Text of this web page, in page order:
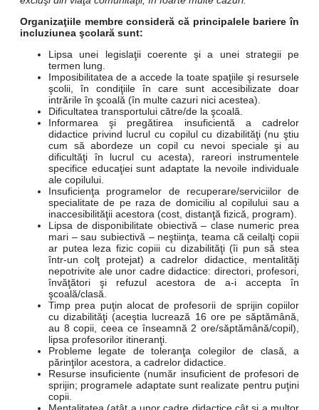
Organizaţiile membre consideră că principalele bariere în
incluziunea şcolară sunt:
Lipsa unei legislaţii coerente şi a unei strategii pe
termen lung.
Imposibilitatea de a accede la toate spaţiile şi resursele
şcolii, în condiţiile în care sunt accesibilizate doar
intrările în şcoală (în multe cazuri nici acestea).
Dificultatea transportului către/de la şcoală.
Informarea şi pregătirea insuficientă a cadrelor
didactice privind lucrul cu copilul cu dizabilităţi (nu ştiu
cum să abordeze un copil cu nevoi speciale şi au
dificultăţi în lucrul cu acesta), rareori instrumentele
specifice educaţiei sunt adaptate la nevoile individuale
ale copilului.
Insuficienţa programelor de recuperare/serviciilor de
specialitate de pe raza de domiciliu al copilului sau a
inaccesibilităţii acestora (cost, distanţă fizică, program).
Lipsa de disponibilitate obiectivă – clase numeric prea
mari – sau subiectivă – neştiinţa, teama că ceilalţi copii
ar putea leza fizic copiii cu dizabilităţi (îi pun să stea
într-un colţ protejat) a cadrelor didactice, mentalităţi
nepotrivite ale unor cadre didactice: directori, profesori,
învăţători şi refuzul acestora de a-i accepta în
şcoală/clasă.
Timp prea puţin alocat de profesorii de sprijin copiilor
cu dizabilităţi (aceştia lucrează 16 ore pe săptămână,
au 8 copii, ceea ce înseamnă 2 ore/săptămână/copil),
lipsa profesorilor itineranţi.
Probleme legate de toleranţa colegilor de clasă, a
părinţilor acestora, a cadrelor didactice.
Resurse insuficiente (număr insuficient de profesori de
sprijin; programele adaptate sunt realizate pentru puţini
copii.